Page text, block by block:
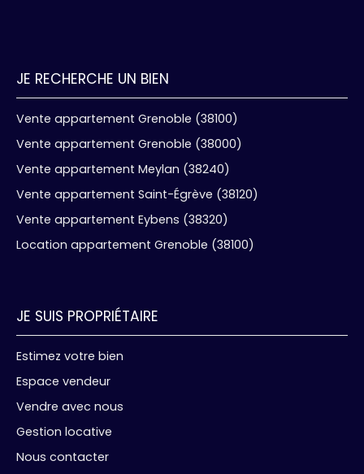
JE RECHERCHE UN BIEN
Vente appartement Grenoble (38100)
Vente appartement Grenoble (38000)
Vente appartement Meylan (38240)
Vente appartement Saint-Égrève (38120)
Vente appartement Eybens (38320)
Location appartement Grenoble (38100)
JE SUIS PROPRIÉTAIRE
Estimez votre bien
Espace vendeur
Vendre avec nous
Gestion locative
Nous contacter